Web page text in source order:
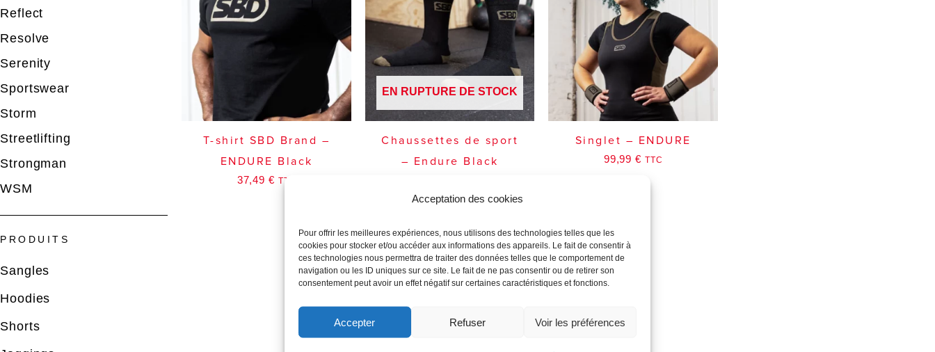
Acceptation des cookies
Pour offrir les meilleures expériences, nous utilisons des technologies telles que les
cookies pour stocker et/ou accéder aux informations des appareils. Le fait de consentir à
ces technologies nous permettra de traiter des données telles que le comportement de
navigation ou les ID uniques sur ce site. Le fait de ne pas consentir ou de retirer son
consentement peut avoir un effet négatif sur certaines caractéristiques et fonctions.
Accepter Refuser Voir les préférences
Reflect
Resolve
Serenity
Sportswear
Storm
Streetlifting
Strongman
WSM
PRODUITS
Sangles
Hoodies
Shorts
T-shirt SBD Brand –
ENDURE Black
37,49€ TTC
EN RUPTURE DE STOCK
Chaussettes de sport
– Endure Black
Singlet – ENDURE
99,99€ TTC